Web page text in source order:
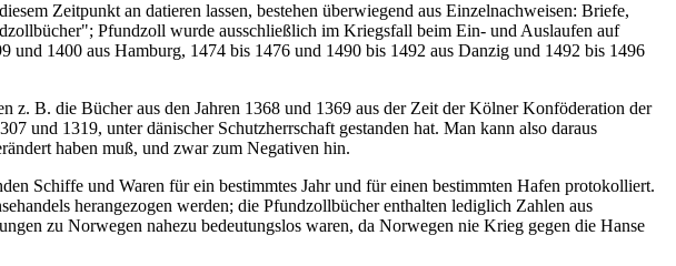
Zeitpunkt an datieren lassen, bestehen überwiegend aus Einzelnachweisen: Briefe,
Pfundzoll wurde ausschließlich im Kriegsfall beim Ein- und Auslaufen auf
1400 aus Hamburg, 1474 bis 1476 und 1490 bis 1492 aus Danzig und 1492 bis 1496
z. B. die Bücher aus den Jahren 1368 und 1369 aus der Zeit der Kölner Konföderation der
und 1319, unter dänischer Schutzherrschaft gestanden hat. Man kann also daraus
haben muß, und zwar zum Negativen hin.
Schiffe und Waren für ein bestimmtes Jahr und für einen bestimmten Hafen protokolliert.
herangezogen werden; die Pfundzollbücher enthalten lediglich Zahlen aus
zu Norwegen nahezu bedeutungslos waren, da Norwegen nie Krieg gegen die Hanse